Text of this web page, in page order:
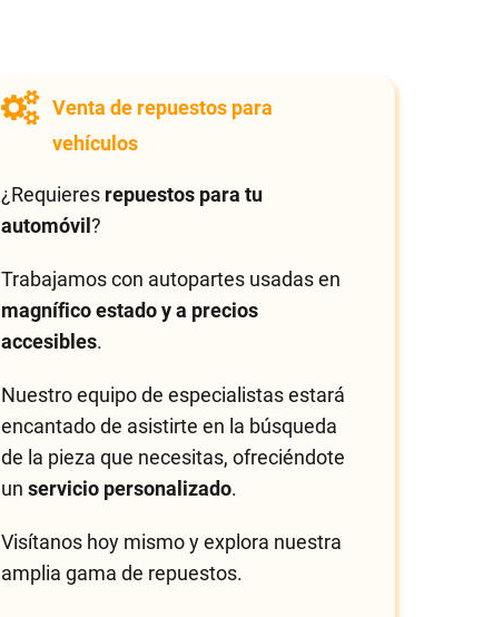
Venta de repuestos para
vehículos
¿Requieres repuestos para tu
automóvil?
Trabajamos con autopartes usadas en
magnífico estado y a precios
accesibles.
Nuestro equipo de especialistas estará
encantado de asistirte en la búsqueda
de la pieza que necesitas, ofreciéndote
un servicio personalizado.
Visítanos hoy mismo y explora nuestra
amplia gama de repuestos.